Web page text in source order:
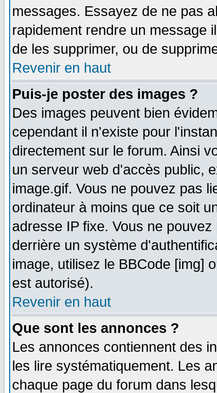
messages. Essayez de ne pas
rapidement rendre un message
de les supprimer, ou de
Revenir en haut
Puis-je poster des images ?
Des images peuvent bien
cependant il n'existe pour
directement sur le forum. Ainsi
un serveur web d'accès public,
image.gif. Vous ne pouvez pas
ordinateur à moins que ce soit
adresse IP fixe. Vous ne
derrière un système
image, utilisez le BBCode [img]
est autorisé).
Revenir en haut
Que sont les annonces ?
Les annonces contiennent des
les lire systématiquement. Les
chaque page du forum dans